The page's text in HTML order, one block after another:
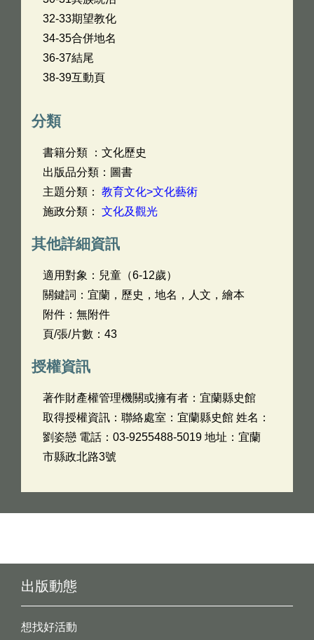
32-33期望教化
34-35合併地名
36-37結尾
38-39互動頁
分類
書籍分類 ：文化歷史
出版品分類：圖書
主題分類： 教育文化>文化藝術
施政分類： 文化及觀光
其他詳細資訊
適用對象：兒童（6-12歲）
關鍵詞：宜蘭，歷史，地名，人文，繪本
附件：無附件
頁/張/片數：43
授權資訊
著作財產權管理機關或擁有者：宜蘭縣史館
取得授權資訊：聯絡處室：宜蘭縣史館 姓名：
劉姿戀 電話：03-9255488-5019 地址：宜蘭
市縣政北路3號
出版動態
想找好活動